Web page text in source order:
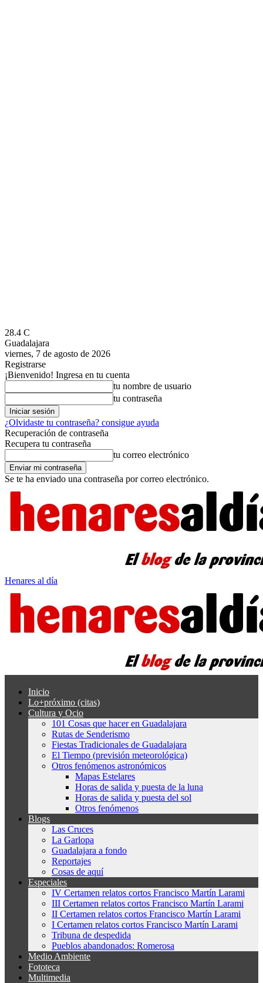
28.4 C
Guadalajara
viernes, 7 de agosto de 2026
Registrarse
¡Bienvenido! Ingresa en tu cuenta
tu nombre de usuario
tu contraseña
¿Olvidaste tu contraseña? consigue ayuda
Recuperación de contraseña
Recupera tu contraseña
tu correo electrónico
Se te ha enviado una contraseña por correo electrónico.
Henares al día
Inicio
Lo+próximo (citas)
Cultura y Ocio
101 Cosas que hacer en Guadalajara
Rutas de Senderismo
Fiestas Tradicionales de Guadalajara
El Tiempo (previsión meteorológica)
Otros fenómenos astronómicos
Mapas Estelares
Horas de salida y puesta de la luna
Horas de salida y puesta del sol
Otros fenómenos
Blogs
Las Cruces
La Garlopa
Guadalajara a fondo
Reportajes
Cosas de aquí
Especiales
IV Certamen relatos cortos Francisco Martín Larami
III Certamen relatos cortos Francisco Martín Larami
II Certamen relatos cortos Francisco Martín Larami
I Certamen relatos cortos Francisco Martín Larami
Tribuna de despedida
Pueblos abandonados: Romerosa
Medio Ambiente
Fototeca
Multimedia